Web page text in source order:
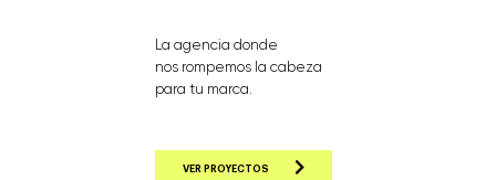
La agencia donde
nos rompemos la cabeza
para tu marca.
VER PROYECTOS